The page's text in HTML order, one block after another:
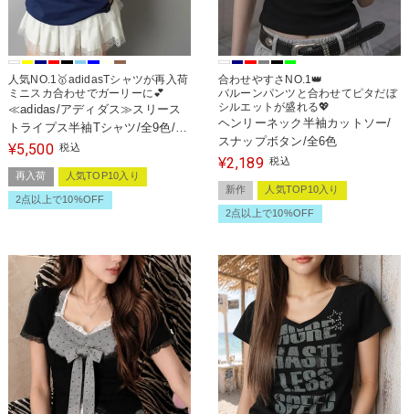
人気NO.1🥇adidasTシャツが再入荷
ミニスカ合わせでガーリーに💕
≪adidas/アディダス≫スリース
トライプス半袖Tシャツ/全9色/2
サイズ展開
¥5,500 税込
再入荷 人気TOP10入り
2点以上で10%OFF
合わせやすさNO.1👑
バルーンパンツと合わせてピタだぼ
シルエットが盛れる💖
ヘンリーネック半袖カットソー/
スナップボタン/全6色
¥2,189 税込
新作 人気TOP10入り
2点以上で10%OFF